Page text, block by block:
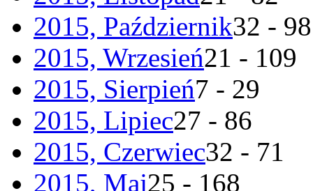
2015, Październik32 - 98
2015, Wrzesień21 - 109
2015, Sierpień7 - 29
2015, Lipiec27 - 86
2015, Czerwiec32 - 71
2015, Maj25 - 168